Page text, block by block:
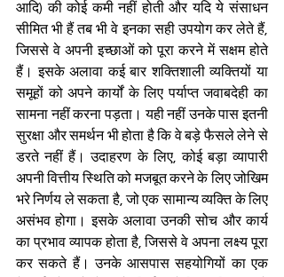
आदि) की कोई कमी नहीं होती और यदि ये संसाधन
सीमित भी हैं तब भी वे इनका सही उपयोग कर लेते हैं,
जिससे वे अपनी इच्छाओं को पूरा करने में सक्षम होते
हैं। इसके अलावा कई बार शक्तिशाली व्यक्तियों या
समूहों को अपने कार्यों के लिए पर्याप्त जवाबदेही का
सामना नहीं करना पड़ता। यही नहीं उनके पास इतनी
सुरक्षा और समर्थन भी होता है कि वे बड़े फैसले लेने से
डरते नहीं हैं। उदाहरण के लिए, कोई बड़ा व्यापारी
अपनी वित्तीय स्थिति को मजबूत करने के लिए जोखिम
भरे निर्णय ले सकता है, जो एक सामान्य व्यक्ति के लिए
असंभव होगा। इसके अलावा उनकी सोच और कार्य
का प्रभाव व्यापक होता है, जिससे वे अपना लक्ष्य पूरा
कर सकते हैं। उनके आसपास सहयोगियों का एक